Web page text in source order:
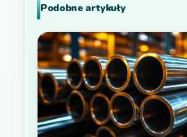
Podobne artykuły